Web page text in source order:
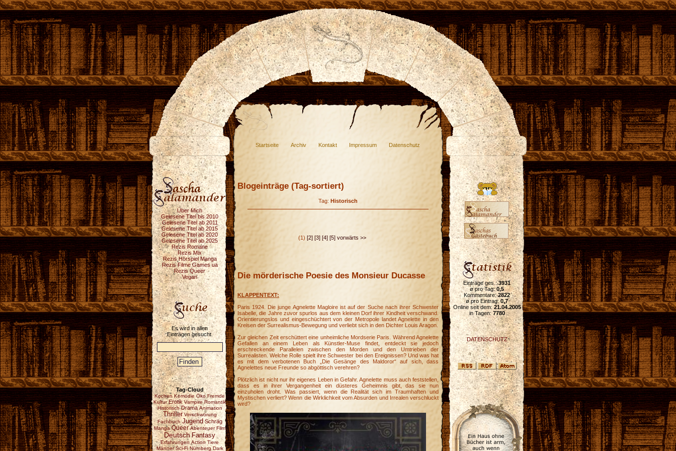
Startseite Archiv Kontakt Impressum Datenschutz
Über Mich
Gelesene Titel bis 2010
Gelesene Titel ab 2011
Gelesene Titel ab 2015
Gelesene Titel ab 2020
Gelesene Titel ab 2025
Rezis Romane
Rezis Mix
Rezis Hörspiel Manga
Rezis Filme Games ua
Rezis Queer
Vegan
Es wird in allen
Einträgen gesucht.
Tag-Cloud
Kochen Komödie Öko Fremde
Kultur Erotik Vampire Romantik
Historisch Drama Animation
Thriller Verschwörung
Fachbuch Jugend Schräg
Manga Queer Abenteuer Film
Deutsch Fantasy
Erfahrungen Action Tiere
Männer Sci-Fi Nürnberg Dark
Blogeinträge (Tag-sortiert)
Tag: Historisch
(1) [2] [3] [4] [5] vorwärts >>
Die mörderische Poesie des Monsieur Ducasse
KLAPPENTEXT:
Paris 1924. Die junge Agnelette Magloire ist auf der Suche nach ihrer Schwester
Isabelle, die Jahre zuvor spurlos aus dem kleinen Dorf ihrer Kindheit verschwand.
Orientierungslos und eingeschüchtert von der Metropole landet Agnelette in den
Kreisen der Surrealismus-Bewegung und verliebt sich in den Dichter Louis Aragon.
Zur gleichen Zeit erschüttert eine unheimliche Mordserie Paris. Während Agnelette
Gefallen an einem Leben als Künstler-Muse findet, entdeckt sie jedoch
erschreckende Parallelen zwischen den Morden und den Umtrieben der
Surrealisten. Welche Rolle spielt ihre Schwester bei den Ereignissen? Und was hat
es mit dem verbotenen Buch „Die Gesänge des Maldoror“ auf sich, dass
Agnelettes neue Freunde so abgöttisch verehren?
Plötzlich ist nicht nur ihr eigenes Leben in Gefahr. Agnelette muss auch feststellen,
dass es in ihrer Vergangenheit ein düsteres Geheimnis gibt, das sie nun
einzuholen droht. Was passiert, wenn die Realität sich im Traumhaften und
Mystischen verliert? Wenn die Wirklichkeit vom Absurden und Irrealen verschluckt
wird?
Einträge ges.:3931
ø pro Tag:0,5
Kommentare:2822
ø pro Eintrag:0,7
Online seit dem:21.04.2005
in Tagen:7780
DATENSCHUTZ